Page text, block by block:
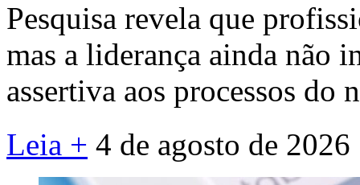
Pesquisa revela que
mas a liderança ainda não
assertiva aos processos do
Leia + 4 de agosto de 2026